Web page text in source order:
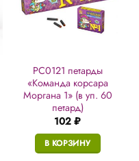
РС0121 петарды
«Команда корсара
Моргана 1» (в уп. 60
петард)
102₽
В КОРЗИНУ